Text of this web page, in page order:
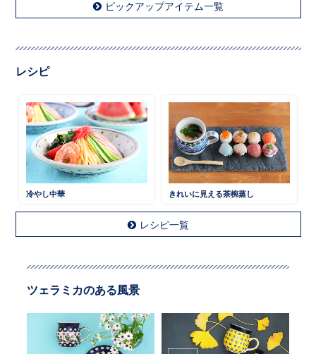
ピックアップアイテム一覧
レシピ
冷やし中華 きれいに見える茶椀蒸し
レシピ一覧
ツェラミカのある風景